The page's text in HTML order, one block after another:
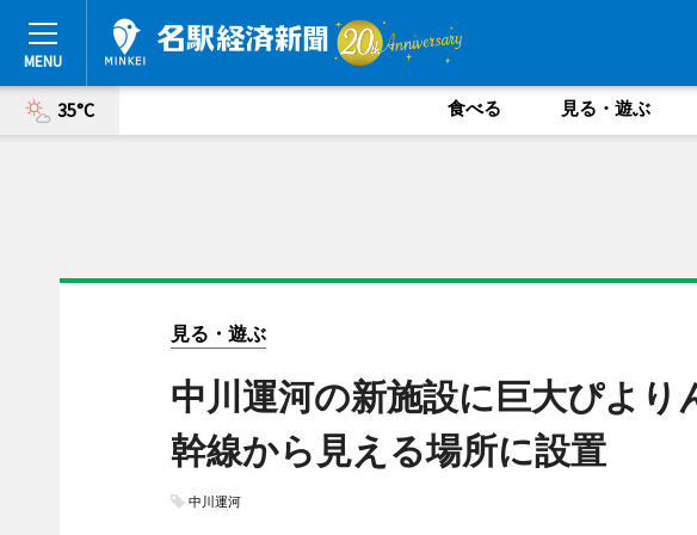
35°C 食べる 見る・遊ぶ
見る・遊ぶ
中川運河の新施設に巨大ぴよ
幹線から見える場所に設置
中川運河